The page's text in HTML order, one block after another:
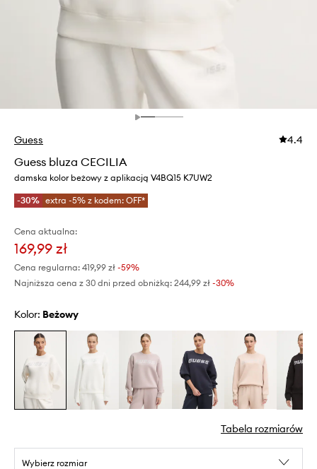
Guess 4.4
Guess bluza CECILIA
damska kolor beżowy z aplikacją V4BQ15 K7UW2
-30% extra -5% z kodem: OFF*
Cena aktualna:
169,99 zł
Cena regularna: 419,99 zł -59%
Najniższa cena z 30 dni przed obniżką: 244,99 zł -30%
Kolor: beżowy
Tabela rozmiarów
Wybierz rozmiar